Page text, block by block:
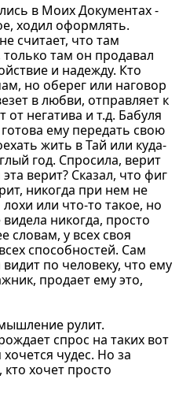
в Моих Документах -
ходил оформлять.
считает, что там
там он продавал
и надежду. Кто
но оберег или наговор
в любви, отправляет к
от негатива и т.д. Бабуля
ему передать свою
жить в Тай или куда-
год. Спросила, верит
верит? Сказал, что фиг
никогда при нем не
или что-то такое, но
никогда, просто
словам, у всех своя
способностей. Сам
по человеку, что ему
продает ему это,
рулит.
спрос на таких вот
чудес. Но за
хочет просто